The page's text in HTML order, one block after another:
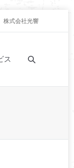
株式会社光響
ス